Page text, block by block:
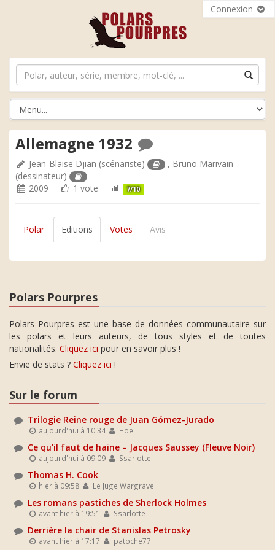
Connexion
Allemagne 1932
Jean-Blaise Djian (scénariste) , Bruno Marivain
(dessinateur)
2009
1 vote 7/10
Polar Editions Votes Avis
Polars Pourpres
Polars Pourpres est une base de données communautaire sur
les polars et leurs auteurs, de tous styles et de toutes
nationalités. Cliquez ici pour en savoir plus !
Envie de stats ? Cliquez ici !
Sur le forum
Trilogie Reine rouge de Juan Gómez-Jurado
aujourd'hui à 10:34 Hoel
Ce qu'il faut de haine – Jacques Saussey (Fleuve Noir)
aujourd'hui à 09:09 Ssarlotte
Thomas H. Cook
hier à 09:58 Le Juge Wargrave
Les romans pastiches de Sherlock Holmes
avant hier à 19:51 Ssarlotte
Derrière la chair de Stanislas Petrosky
avant hier à 17:17 patoche77